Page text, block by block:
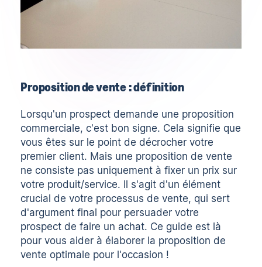
Proposition de vente : définition
Lorsqu'un prospect demande une proposition
commerciale, c'est bon signe. Cela signifie que
vous êtes sur le point de décrocher votre
premier client. Mais une proposition de vente
ne consiste pas uniquement à fixer un prix sur
votre produit/service. Il s'agit d'un élément
crucial de votre processus de vente, qui sert
d'argument final pour persuader votre
prospect de faire un achat. Ce guide est là
pour vous aider à élaborer la proposition de
vente optimale pour l'occasion !